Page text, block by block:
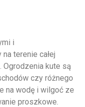
i
terenie całej
Ogrodzenia kute są
czy różnego
na wodę i wilgoć ze
proszkowe.